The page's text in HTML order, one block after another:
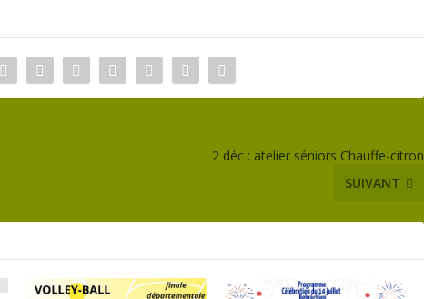
2 déc : atelier séniors Chauffe-citron
SUIVANT